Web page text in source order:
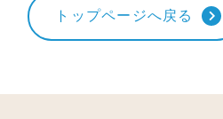
トップページへ戻る